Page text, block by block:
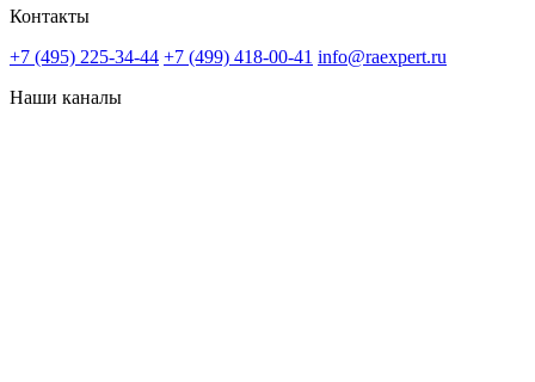
Контакты
+7 (495) 225-34-44 +7 (499) 418-00-41 info@raexpert.ru
Наши каналы